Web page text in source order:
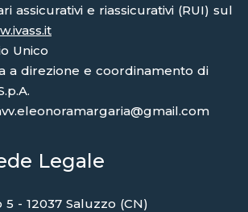
assicurativi e riassicurativi (RUI) sul
Unico
a direzione e coordinamento di
Legale
5 - 12037 Saluzzo (CN)